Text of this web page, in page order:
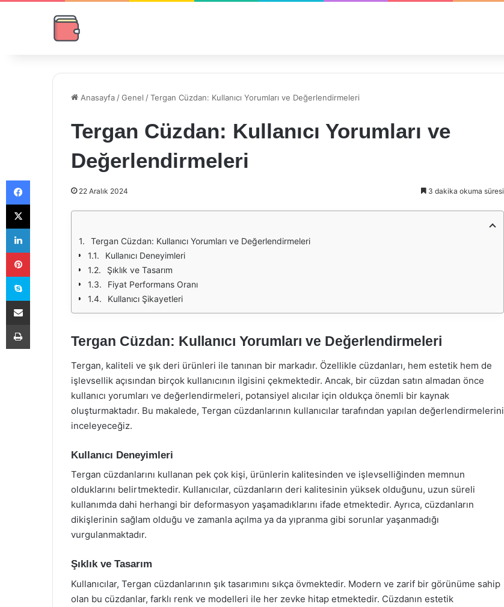
Anasayfa /Genel /Tergan Cüzdan: Kullanıcı Yorumları ve Değerlendirmeleri
Tergan Cüzdan: Kullanıcı Yorumları ve
Değerlendirmeleri
22 Aralık 2024 3 dakika okuma süresi
Tergan Cüzdan: Kullanıcı Yorumları ve Değerlendirmeleri
Kullanıcı Deneyimleri
Şıklık ve Tasarım
Fiyat Performans Oranı
Kullanıcı Şikayetleri
Tergan Cüzdan: Kullanıcı Yorumları ve Değerlendirmeleri
Tergan, kaliteli ve şık deri ürünleri ile tanınan bir markadır. Özellikle cüzdanları, hem estetik hem de
işlevsellik açısından birçok kullanıcının ilgisini çekmektedir. Ancak, bir cüzdan satın almadan önce
kullanıcı yorumları ve değerlendirmeleri, potansiyel alıcılar için oldukça önemli bir kaynak
oluşturmaktadır. Bu makalede, Tergan cüzdanlarının kullanıcılar tarafından yapılan değerlendirmelerini
inceleyeceğiz.
Kullanıcı Deneyimleri
Tergan cüzdanlarını kullanan pek çok kişi, ürünlerin kalitesinden ve işlevselliğinden memnun
olduklarını belirtmektedir. Kullanıcılar, cüzdanların deri kalitesinin yüksek olduğunu, uzun süreli
kullanımda dahi herhangi bir deformasyon yaşamadıklarını ifade etmektedir. Ayrıca, cüzdanların
dikişlerinin sağlam olduğu ve zamanla açılma ya da yıpranma gibi sorunlar yaşanmadığı
vurgulanmaktadır.
Şıklık ve Tasarım
Kullanıcılar, Tergan cüzdanlarının şık tasarımını sıkça övmektedir. Modern ve zarif bir görünüme sahip
olan bu cüzdanlar, farklı renk ve modelleri ile her zevke hitap etmektedir. Cüzdanın estetik
Facebook
X
LinkedIn
Pinterest
Skype
E-Posta ile paylaş